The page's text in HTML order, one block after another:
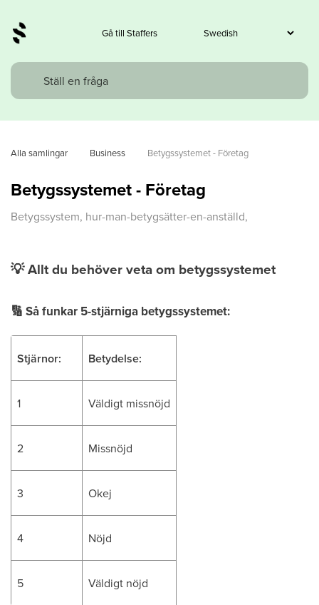
Gå till Staffers
Alla samlingar Business Betygssystemet - Företag
Betygssystemet - Företag
Betygssystem, hur-man-betygsätter-en-anställd,
💡Allt du behöver veta om betygssystemet
🔢 Så funkar 5-stjärniga betygssystemet:
Stjärnor: Betydelse:
1 Väldigt missnöjd
2 Missnöjd
3 Okej
4 Nöjd
5 Väldigt nöjd